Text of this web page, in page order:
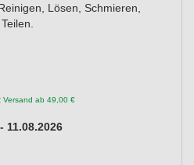
Lösen, Schmieren,
Versand ab 49,00 €
11.08.2026